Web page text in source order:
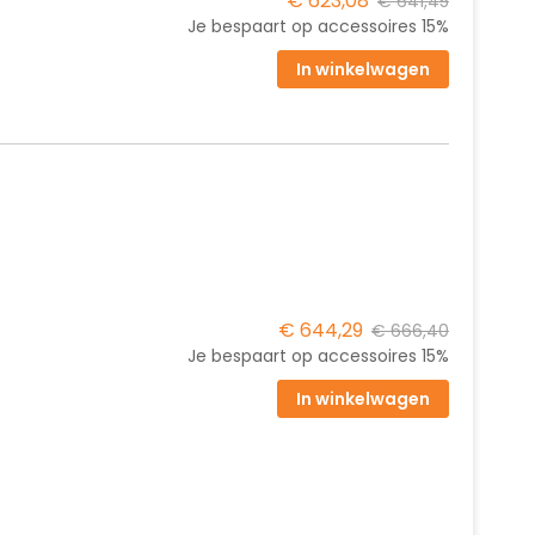
Je bespaart op accessoires 15%
In winkelwagen
€ 644,29 € 666,40
Je bespaart op accessoires 15%
In winkelwagen